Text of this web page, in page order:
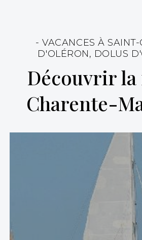
- VACANCES À SAINT-
D'OLÉRON, DOLUS
Découvrir
Charente-